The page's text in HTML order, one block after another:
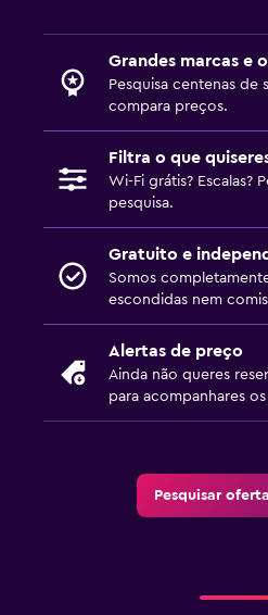
Grandes marcas e
Pesquisa centenas de
compara preços.
Filtra o que
Wi-Fi grátis? Escalas?
pesquisa.
Gratuito e
Somos
escondidas nem
Alertas de preço
Ainda não queres
para acompanhares
Pesquisar